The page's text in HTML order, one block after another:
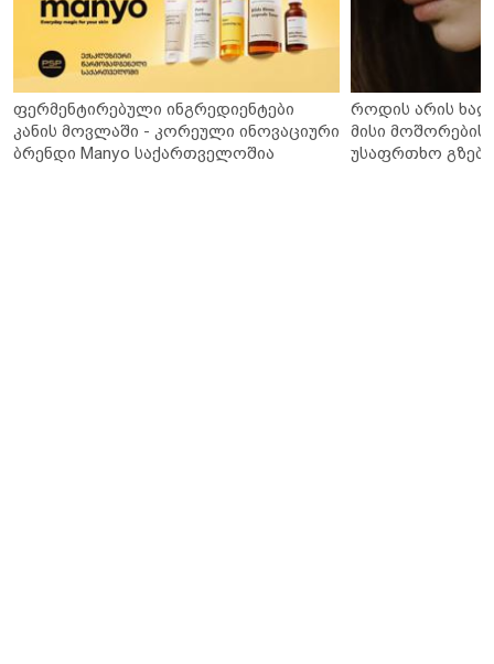
ფერმენტირებული ინგრედიენტები
კანის მოვლაში - კორეული ინოვაციური
ბრენდი Manyo საქართველოშია
როდის არის
მისი მოშორების
უსაფრთხო გზები